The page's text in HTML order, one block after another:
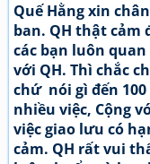
Quế Hằng xin
ban. QH thật cảm
các bạn luôn
với QH. Thì chắc
chứ nói gì đến
nhiều việc, Cộng
việc giao lưu có
cảm. QH rất vui